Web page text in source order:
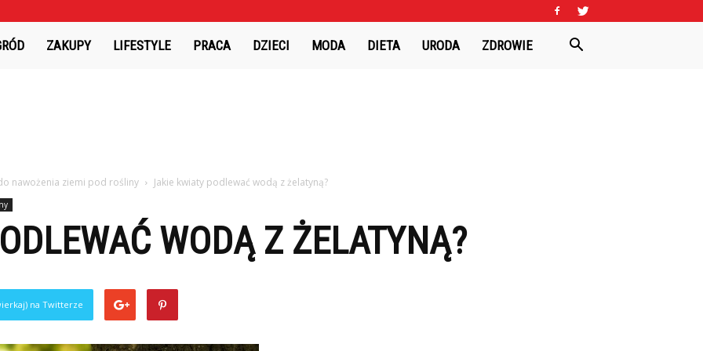
ZAKUPY LIFESTYLE PRACA DZIECI MODA DIETA URODA ZDROWIE
nawożenia ziemi pod rośliny Jakie kwiaty podlewać wodą z żelatyną?
WODĄ Z ŻELATYNĄ?
na Twitterze